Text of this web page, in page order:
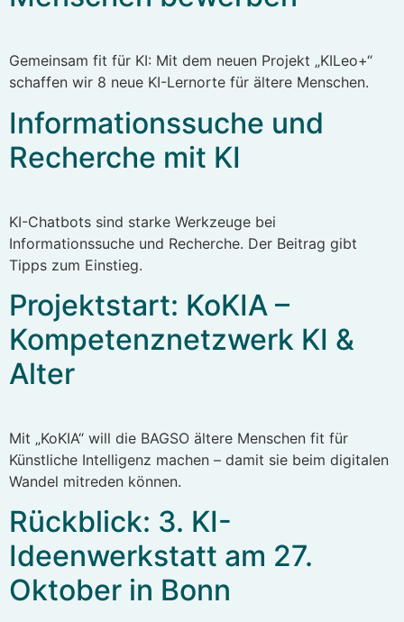
Gemeinsam fit für KI: Mit dem neuen Projekt „KILeo+“
schaffen wir 8 neue KI-Lernorte für ältere Menschen.
Informationssuche und
Recherche mit KI
KI-Chatbots sind starke Werkzeuge bei
Informationssuche und Recherche. Der Beitrag gibt
Tipps zum Einstieg.
Projektstart: KoKIA –
Kompetenznetzwerk KI &
Alter
Mit „KoKIA“ will die BAGSO ältere Menschen fit für
Künstliche Intelligenz machen – damit sie beim digitalen
Wandel mitreden können.
Rückblick: 3. KI-
Ideenwerkstatt am 27.
Oktober in Bonn